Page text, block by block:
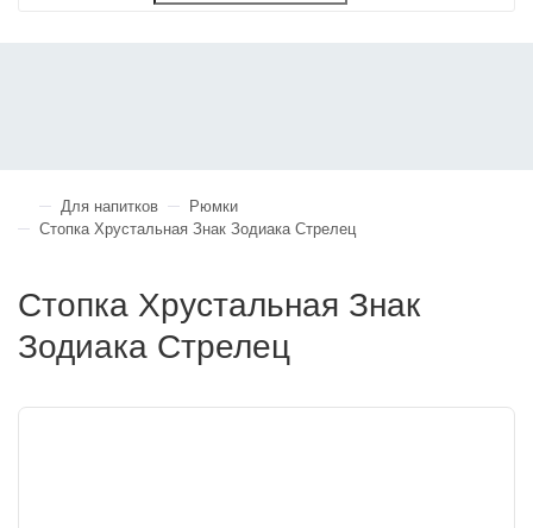
Для напитков
Рюмки
Стопка Хрустальная Знак Зодиака Стрелец
Стопка Хрустальная Знак
Зодиака Стрелец